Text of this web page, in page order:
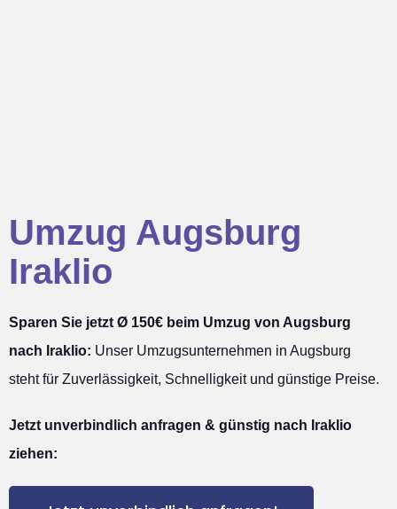
Umzug Augsburg
Iraklio
Sparen Sie jetzt Ø 150€ beim Umzug von Augsburg
nach Iraklio: Unser Umzugsunternehmen in Augsburg
steht für Zuverlässigkeit, Schnelligkeit und günstige Preise.
Jetzt unverbindlich anfragen & günstig nach Iraklio
ziehen: